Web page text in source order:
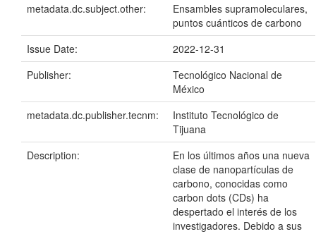
metadata.dc.subject.other:
Ensambles supramoleculares,
puntos cuánticos de carbono
Issue Date:
2022-12-31
Publisher:
Tecnológico Nacional de
México
metadata.dc.publisher.tecnm:
Instituto Tecnológico de
Tijuana
Description:
En los últimos años una nueva
clase de nanopartículas de
carbono, conocidas como
carbon dots (CDs) ha
despertado el interés de los
investigadores. Debido a sus